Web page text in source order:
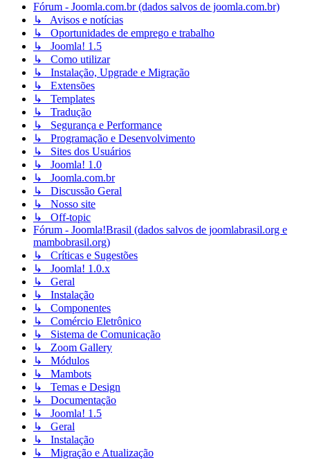
Fórum - Joomla.com.br (dados salvos de joomla.com.br)
↳ Avisos e notícias
↳ Oportunidades de emprego e trabalho
↳ Joomla! 1.5
↳ Como utilizar
↳ Instalação, Upgrade e Migração
↳ Extensões
↳ Templates
↳ Tradução
↳ Segurança e Performance
↳ Programação e Desenvolvimento
↳ Sites dos Usuários
↳ Joomla! 1.0
↳ Joomla.com.br
↳ Discussão Geral
↳ Nosso site
↳ Off-topic
Fórum - Joomla!Brasil (dados salvos de joomlabrasil.org e
mambobrasil.org)
↳ Críticas e Sugestões
↳ Joomla! 1.0.x
↳ Geral
↳ Instalação
↳ Componentes
↳ Comércio Eletrônico
↳ Sistema de Comunicação
↳ Zoom Gallery
↳ Módulos
↳ Mambots
↳ Temas e Design
↳ Documentação
↳ Joomla! 1.5
↳ Geral
↳ Instalação
↳ Migração e Atualização